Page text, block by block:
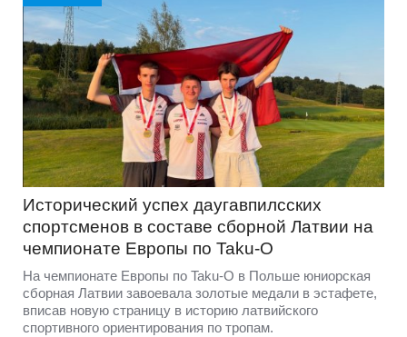
Исторический успех даугавпилсских
спортсменов в составе сборной Латвии на
чемпионате Европы по Taku-O
На чемпионате Европы по Taku-O в Польше юниорская
сборная Латвии завоевала золотые медали в эстафете,
вписав новую страницу в историю латвийского
спортивного ориентирования по тропам.